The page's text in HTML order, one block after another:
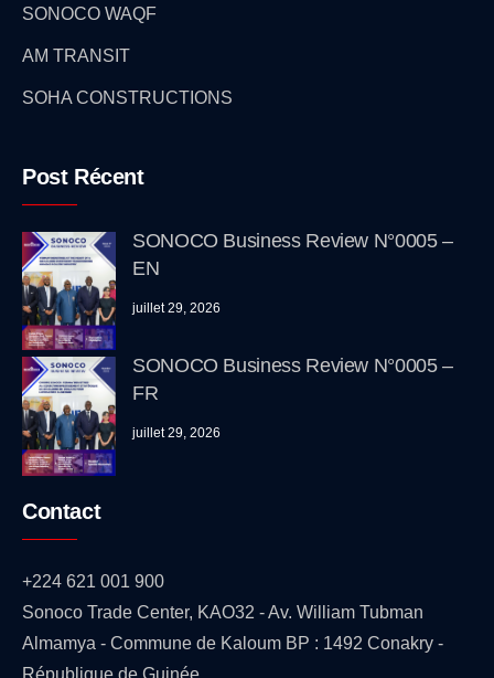
SONOCO WAQF
AM TRANSIT
SOHA CONSTRUCTIONS
Post Récent
SONOCO Business Review N°0005 –
EN
juillet 29, 2026
SONOCO Business Review N°0005 –
FR
juillet 29, 2026
Contact
+224 621 001 900
Sonoco Trade Center, KAO32 - Av. William Tubman
Almamya - Commune de Kaloum BP : 1492 Conakry -